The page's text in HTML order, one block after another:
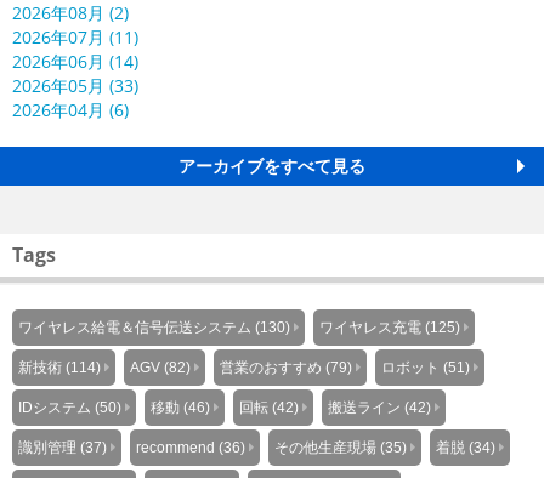
2026年08月 (2)
2026年07月 (11)
2026年06月 (14)
2026年05月 (33)
2026年04月 (6)
アーカイブをすべて見る
Tags
ワイヤレス給電＆信号伝送システム (130) ワイヤレス充電 (125)
新技術 (114) AGV (82) 営業のおすすめ (79) ロボット (51)
IDシステム (50) 移動 (46) 回転 (42) 搬送ライン (42)
識別管理 (37) recommend (36) その他生産現場 (35) 着脱 (34)